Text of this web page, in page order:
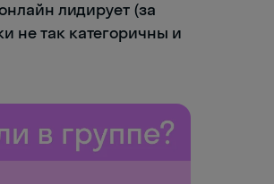
лидирует (за
не так категоричны и